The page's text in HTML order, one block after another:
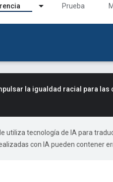
Prueba
la igualdad racial para
utiliza tecnología de IA para
con IA pueden contener